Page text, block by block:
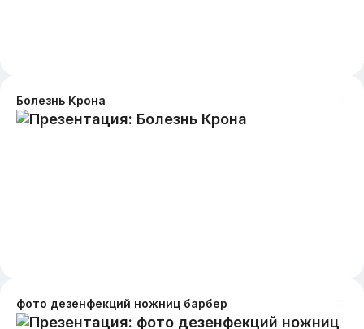
Болезнь Крона
фото дезенфекций ножниц барбер